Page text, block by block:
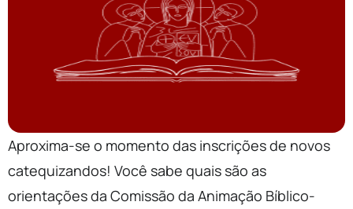
Aproxima-se o momento das inscrições de novos
catequizandos! Você sabe quais são as
orientações da Comissão da Animação Bíblico-